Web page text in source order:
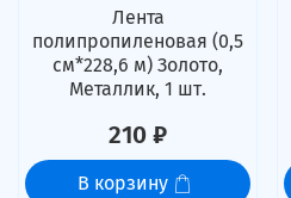
Лента
полипропиленовая (0,5
см*228,6 м) Золото,
Металлик, 1 шт.
210 ₽
В корзину